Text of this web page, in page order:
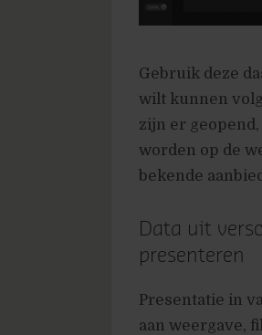
Gebruik deze
wilt kunnen
zijn er
worden op de
bekende
Data uit
presenteren
Presentatie in
aan weergave,